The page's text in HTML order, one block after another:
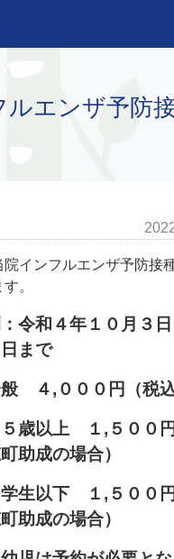
ルエンザ予防
院インフルエンザ予防接
。
令和４年１０月３
まで
４,０００円（税込
以上 １,５００円
助成の場合）
以下 １,５００円
助成の場合）